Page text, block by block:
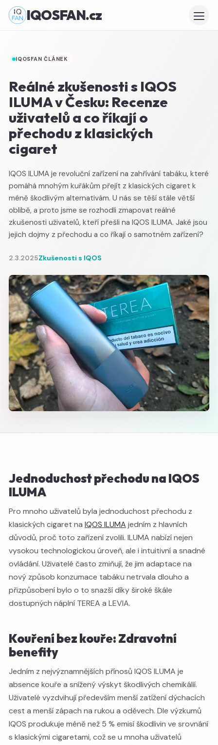
IQOSFAN.cz
IQOSFAN ČLÁNEK
Reálné zkušenosti s IQOS
ILUMA v Česku: Recenze
uživatelů a co říkají o
přechodu z klasických
cigaret
IQOS ILUMA je revoluční zařízení na zahřívání tabáku, které
pomáhá mnohým kuřákům přejít z klasických cigaret k
méně škodlivým alternativám. U nás se těší stále větší
oblibě, a proto jsme se rozhodli zmapovat reálné
zkušenosti uživatelů, kteří přešli na IQOS ILUMA. Jaké jsou
jejich dojmy z přechodu a co říkají o samotném zařízení?
2.3.2025Zkušenosti s IQOS
Jednoduchost přechodu na IQOS
ILUMA
Pro mnoho uživatelů byla jednoduchost přechodu z
klasických cigaret na IQOS ILUMA jedním z hlavních
důvodů, proč toto zařízení zvolili. ILUMA nabízí nejen
vysokou technologickou úroveň, ale i intuitivní a snadné
ovládání. Uživatelé často zmiňují, že jim adaptace na
nový způsob konzumace tabáku netrvala dlouho a
přizpůsobení bylo o to snazší díky široké škále
dostupných náplní TEREA a LEVIA.
Kouření bez kouře: Zdravotní
benefity
Jedním z nejvýznamnějších přínosů IQOS ILUMA je
absence kouře a snížený výskyt škodlivých chemikálií.
Uživatelé vyzdvihují především menší zatížení dýchacích
cest a menší zápach na rukou a oděvech. Dle výzkumů
IQOS produkuje méně než 5 % emisí škodlivin ve srovnání
s klasickými cigaretami, což se u mnoha uživatelů